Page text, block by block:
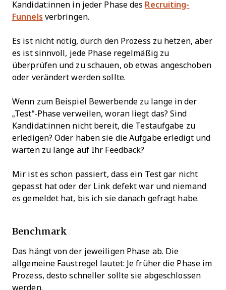
Kandidat:innen in jeder Phase des Recruiting-
Funnels verbringen.
Es ist nicht nötig, durch den Prozess zu hetzen, aber
es ist sinnvoll, jede Phase regelmäßig zu
überprüfen und zu schauen, ob etwas angeschoben
oder verändert werden sollte.
Wenn zum Beispiel Bewerbende zu lange in der
„Test“-Phase verweilen, woran liegt das? Sind
Kandidat:innen nicht bereit, die Testaufgabe zu
erledigen? Oder haben sie die Aufgabe erledigt und
warten zu lange auf Ihr Feedback?
Mir ist es schon passiert, dass ein Test gar nicht
gepasst hat oder der Link defekt war und niemand
es gemeldet hat, bis ich sie danach gefragt habe.
Benchmark
Das hängt von der jeweiligen Phase ab. Die
allgemeine Faustregel lautet: Je früher die Phase im
Prozess, desto schneller sollte sie abgeschlossen
werden.